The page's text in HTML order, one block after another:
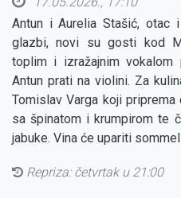
Antun i Aurelia Stašić, otac
glazbi, novi su gosti kod
toplim i izražajnim
Antun prati na violini. Za
Tomislav Varga koji
sa špinatom i krumpirom te
jabuke. Vina će upariti
Repriza: četvrtak u 21:00